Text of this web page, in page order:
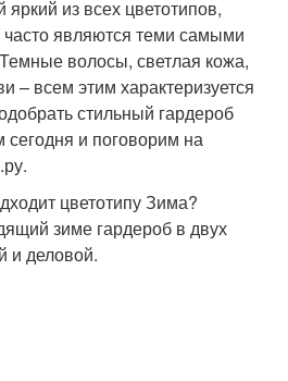
из всех цветотипов,
являются теми самыми
волосы, светлая кожа,
– всем этим характеризуется
стильный гардероб
и поговорим на
цветотипу Зима?
зиме гардероб в двух
и деловой.